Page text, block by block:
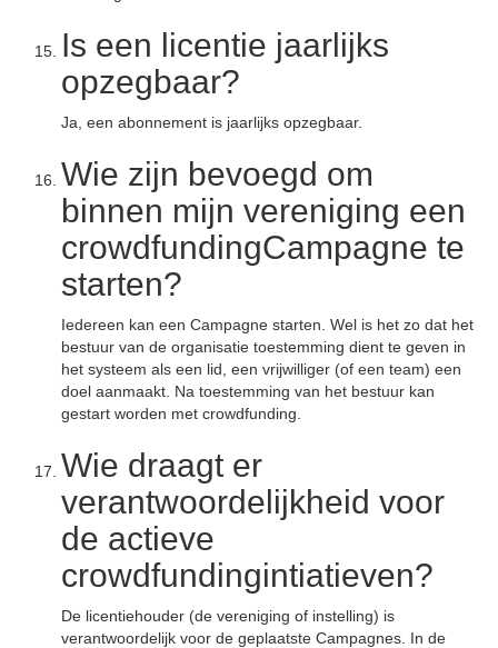
Is een licentie jaarlijks
opzegbaar?
Ja, een abonnement is jaarlijks opzegbaar.
Wie zijn bevoegd om
binnen mijn vereniging een
crowdfundingCampagne te
starten?
Iedereen kan een Campagne starten. Wel is het zo dat het
bestuur van de organisatie toestemming dient te geven in
het systeem als een lid, een vrijwilliger (of een team) een
doel aanmaakt. Na toestemming van het bestuur kan
gestart worden met crowdfunding.
Wie draagt er
verantwoordelijkheid voor
de actieve
crowdfundingintiatieven?
De licentiehouder (de vereniging of instelling) is
verantwoordelijk voor de geplaatste Campagnes. In de